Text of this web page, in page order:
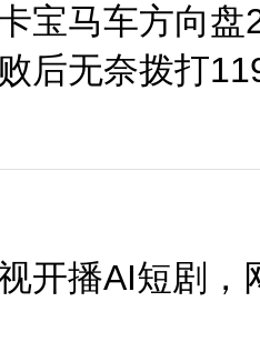
宝马车方向盘
后无奈拨打
开播AI短剧，